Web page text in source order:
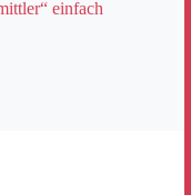
einfach